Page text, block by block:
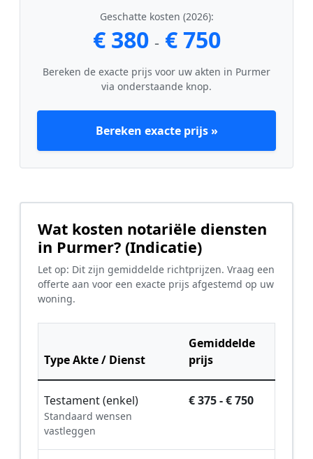
Geschatte kosten (2026):
€ 380 - € 750
Bereken de exacte prijs voor uw akten in Purmer
via onderstaande knop.
Bereken exacte prijs »
Wat kosten notariële diensten
in Purmer? (Indicatie)
Let op: Dit zijn gemiddelde richtprijzen. Vraag een
offerte aan voor een exacte prijs afgestemd op uw
woning.
Type Akte / Dienst
Gemiddelde
prijs
Testament (enkel)
Standaard wensen
vastleggen
€ 375 - € 750